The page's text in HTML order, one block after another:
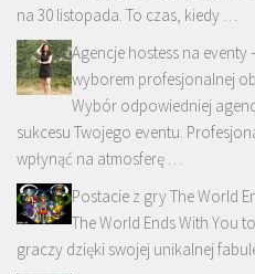
na 30 listopada. To czas, kiedy …
Agencje hostess na
wyborem profesjonalnej
Wybór odpowiedniej
sukcesu Twojego eventu.
wpłynąć na atmosferę …
Postacie z gry The World
The World Ends With You
graczy dzięki swojej unikalnej